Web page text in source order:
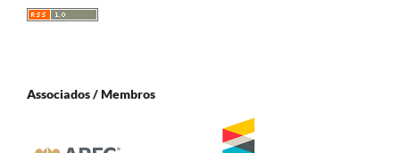
Associados / Membros